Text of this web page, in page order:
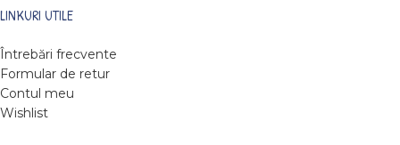
LINKURI UTILE
Întrebări frecvente
Formular de retur
Contul meu
Wishlist